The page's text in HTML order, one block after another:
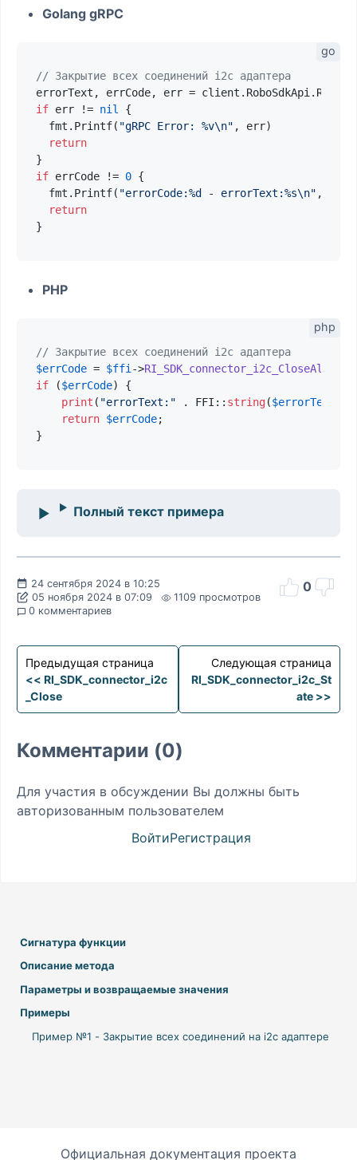
Golang gRPC
// Закрытие всех соединений i2c адаптера
if err != nil
{
  fmt.Printf(
"gRPC Error: %v\n" , err)
return
if errCode != 0 {
  fmt.Printf(
"errorCode:%d - errorText:%s\n" ,
return
PHP
// Закрытие всех соединений i2c адаптера
$errCode = $ffi ->RI_SDK_connector_i2c_CloseAll
if ($errCode) {
print ( "errorText:" . FFI:: string($errorText
return $errCode;
Полный текст примера
24 сентября 2024 в 10:25
05 ноября 2024 в 07:09
1109 просмотров
0 комментариев
0
Предыдущая страница
<< RI_SDK_connector_i2c
_Close
Следующая страница
RI_SDK_connector_i2c_St
ate >>
Комментарии (0)
Для участия в обсуждении Вы должны быть
авторизованным пользователем
ВойтиРегистрация
Сигнатура функции
Описание метода
Параметры и возвращаемые значения
Примеры
Пример №1 - Закрытие всех соединений на i2c адаптере
Официальная документация проекта